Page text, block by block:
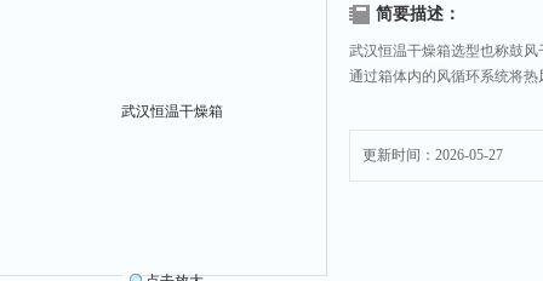
简要描述：
武汉恒温干燥箱选型也称鼓
通过箱体内的风循环系统将
更新时间：2026-05-27